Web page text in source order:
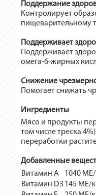
Поддержание
Контролирует
пищеварительному
Поддерживает
Поддерживает
oмега-6-жирных
Снижение
Помогает снижать
Ингредиенты
Мясо и продукты
том числе треска
переработки
Добавленные
Витамин А
1040 МЕ/
Витамин D3 145 МЕ/